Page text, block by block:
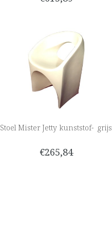
Stoel Mister Jetty kunststof- grijs
€265,84